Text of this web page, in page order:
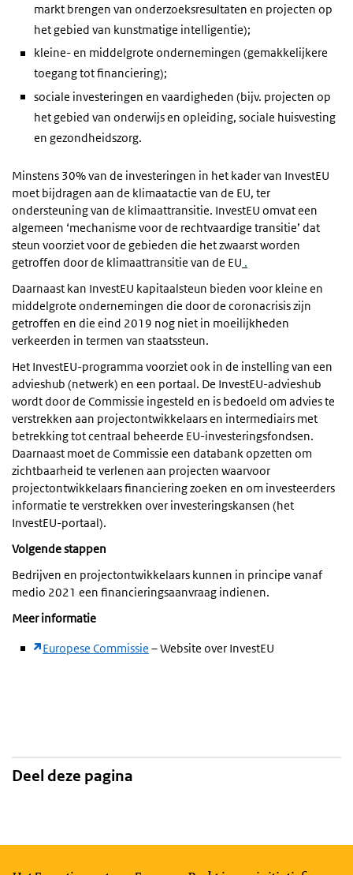
markt brengen van onderzoeksresultaten en projecten op
het gebied van kunstmatige intelligentie);
kleine- en middelgrote ondernemingen (gemakkelijkere
toegang tot financiering);
sociale investeringen en vaardigheden (bijv. projecten op
het gebied van onderwijs en opleiding, sociale huisvesting
en gezondheidszorg.
Minstens 30% van de investeringen in het kader van InvestEU
moet bijdragen aan de klimaatactie van de EU, ter
ondersteuning van de klimaattransitie. InvestEU omvat een
algemeen ‘mechanisme voor de rechtvaardige transitie’ dat
steun voorziet voor de gebieden die het zwaarst worden
getroffen door de klimaattransitie van de EU .
Daarnaast kan InvestEU kapitaalsteun bieden voor kleine en
middelgrote ondernemingen die door de coronacrisis zijn
getroffen en die eind 2019 nog niet in moeilijkheden
verkeerden in termen van staatssteun.
Het InvestEU-programma voorziet ook in de instelling van een
advieshub (netwerk) en een portaal. De InvestEU-advieshub
wordt door de Commissie ingesteld en is bedoeld om advies te
verstrekken aan projectontwikkelaars en intermediairs met
betrekking tot centraal beheerde EU-investeringsfondsen.
Daarnaast moet de Commissie een databank opzetten om
zichtbaarheid te verlenen aan projecten waarvoor
projectontwikkelaars financiering zoeken en om investeerders
informatie te verstrekken over investeringskansen (het
InvestEU-portaal).
Volgende stappen
Bedrijven en projectontwikkelaars kunnen in principe vanaf
medio 2021 een financieringsaanvraag indienen.
Meer informatie
Europese Commissie – Website over InvestEU
Deel deze pagina